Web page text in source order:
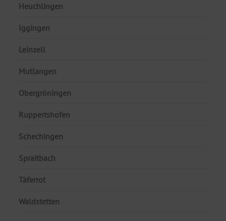
Heuchlingen
Iggingen
Leinzell
Mutlangen
Obergröningen
Ruppertshofen
Schechingen
Spraitbach
Täferrot
Waldstetten